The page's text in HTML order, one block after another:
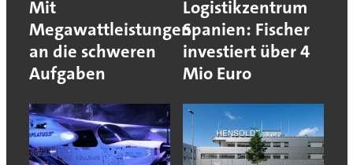
Mit
Megawattleistungen
an die schweren
Aufgaben
Logistikzentrum
Spanien: Fischer
investiert über 4
Mio Euro